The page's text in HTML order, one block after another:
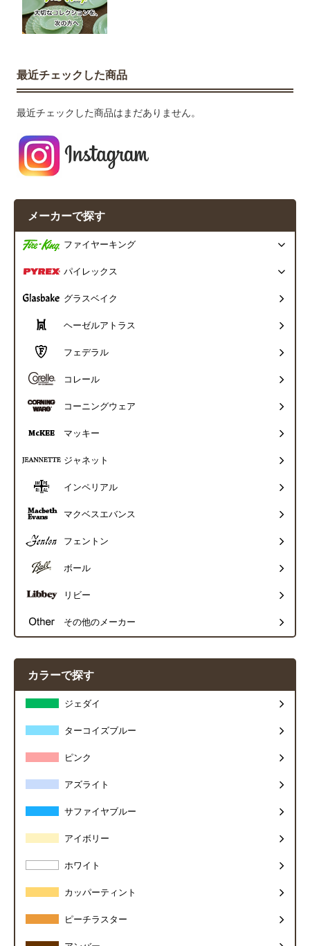
最近チェックした商品
最近チェックした商品はまだありません。
メーカーで探す
ファイヤーキング
パイレックス
グラスベイク
ヘーゼルアトラス
フェデラル
コレール
コーニングウェア
マッキー
ジャネット
インペリアル
マクベスエバンス
フェントン
ボール
リビー
その他のメーカー
カラーで探す
ジェダイ
ターコイズブルー
ピンク
アズライト
サファイヤブルー
アイボリー
ホワイト
カッパーティント
ピーチラスター